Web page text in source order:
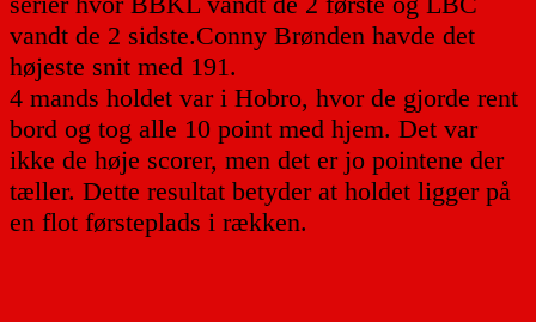
vandt de 2 sidste.Conny Brønden havde det
højeste snit med 191.
4 mands holdet var i Hobro, hvor de gjorde rent
bord og tog alle 10 point med hjem. Det var
ikke de høje scorer, men det er jo pointene der
tæller. Dette resultat betyder at holdet ligger på
en flot førsteplads i rækken.